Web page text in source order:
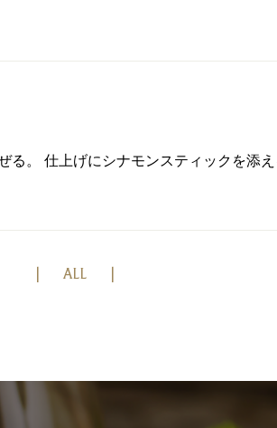
る。 仕上げにシナモンスティックを添
ALL